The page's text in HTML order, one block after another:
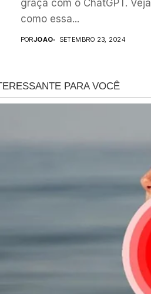
graça com o ChatGPT. Veja
como essa...
PORJOAO SETEMBRO 23, 2024